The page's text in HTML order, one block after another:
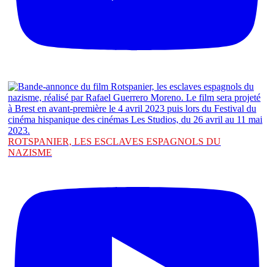
ROTSPANIER, LES ESCLAVES ESPAGNOLS DU
NAZISME